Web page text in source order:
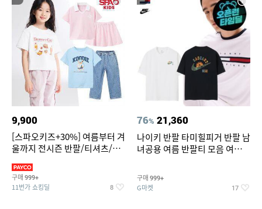
9,900
[스파오키즈+30%] 여름부터 겨
울까지 전시즌 반팔/티셔츠/셋
구매 999+
11번가 쇼킹딜 8
76% 21,360
나이키 반팔 타미힐피거 반팔 남
녀공용 여름 반팔티 모음 여름
구매 999+
G마켓 17